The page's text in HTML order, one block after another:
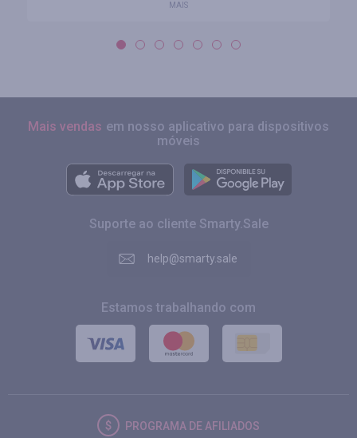
MAIS
Mais vendas em nosso aplicativo para dispositivos
móveis
Suporte ao cliente Smarty.Sale
help@smarty.sale
Estamos trabalhando com
PROGRAMA DE AFILIADOS